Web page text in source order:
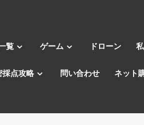
覧 ゲーム ドローン
点攻略 問い合わせ ネット